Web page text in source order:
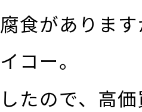
食がありま
コー。
たので、高